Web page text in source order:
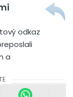
odkaz
a